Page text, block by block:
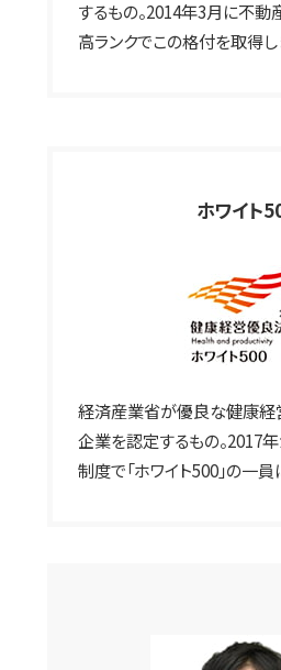
するもの。2014年3月に不
高ランクでこの格付を取得し
ホワイト
経済産業省が優良な健康経
企業を認定するもの。2017
制度で「ホワイト500」の一